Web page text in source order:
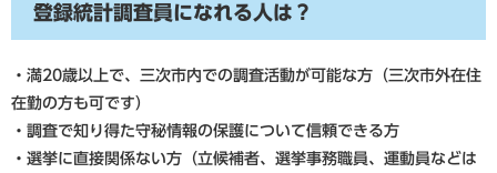
登録統計調査員になれる人は？
・満20歳以上で、三次市内での調査活動が可能な方（三次市外在住
在勤の方も可です）
・調査で知り得た守秘情報の保護について信頼できる方
・選挙に直接関係ない方（立候補者、選挙事務職員、運動員などは